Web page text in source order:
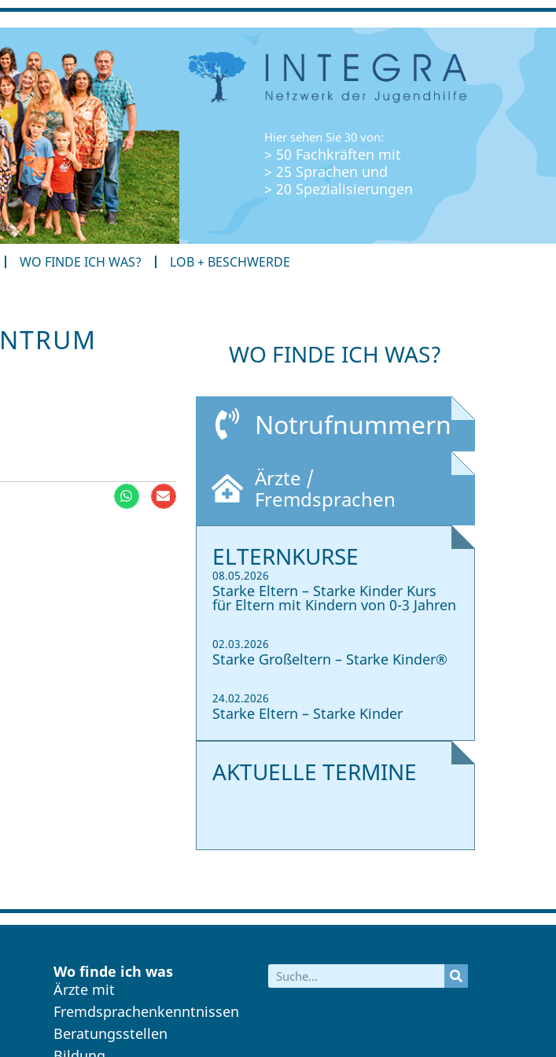
Hier sehen Sie 30 von:
> 50 Fachkräften mit
> 25 Sprachen und
> 20 Spezialisierungen
WO FINDE ICH WAS? LOB + BESCHWERDE
WO FINDE ICH WAS?
Notrufnummern
Ärzte /
Fremdsprachen
ELTERNKURSE
08.05.2026
Starke Eltern – Starke Kinder Kurs
für Eltern mit Kindern von 0-3 Jahren
02.03.2026
Starke Großeltern – Starke Kinder®
24.02.2026
Starke Eltern – Starke Kinder
AKTUELLE TERMINE
Wo finde ich was
Ärzte mit
Fremdsprachenkenntnissen
Beratungsstellen